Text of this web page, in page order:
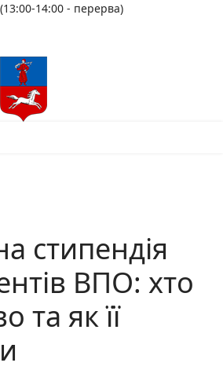
(13:00-14:00 - перерва)
стипендія
ВПО: хто
та як її